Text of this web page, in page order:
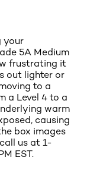
your
5A Medium
frustrating it
out lighter or
to a
a Level 4 to a
warm
causing
box images
us at 1-
EST.